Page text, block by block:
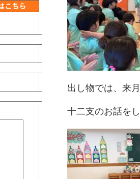
出し物では、来
十二支のお話を